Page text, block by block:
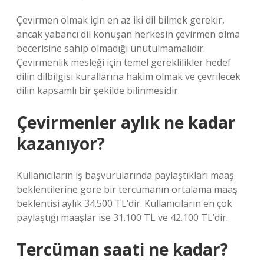
Çevirmen olmak için en az iki dil bilmek gerekir,
ancak yabancı dil konuşan herkesin çevirmen olma
becerisine sahip olmadığı unutulmamalıdır.
Çevirmenlik mesleği için temel gereklilikler hedef
dilin dilbilgisi kurallarına hakim olmak ve çevrilecek
dilin kapsamlı bir şekilde bilinmesidir.
Çevirmenler aylık ne kadar
kazanıyor?
Kullanıcıların iş başvurularında paylaştıkları maaş
beklentilerine göre bir tercümanın ortalama maaş
beklentisi aylık 34.500 TL’dir. Kullanıcıların en çok
paylaştığı maaşlar ise 31.100 TL ve 42.100 TL’dir.
Tercüman saati ne kadar?